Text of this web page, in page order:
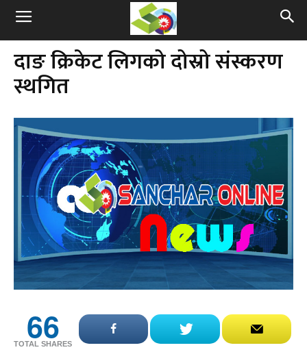
दाङ क्रिकेट लिगको दोस्रो संस्करण
स्थगित
66
TOTAL SHARES